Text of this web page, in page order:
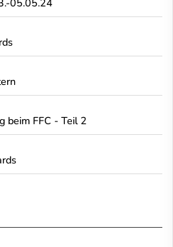
05.05.24
beim FFC - Teil 2